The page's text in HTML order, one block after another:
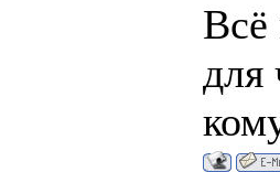
Всё
для